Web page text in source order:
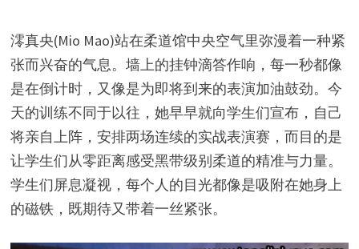
澪真央(Mio Mao)站在柔道馆中央空气里弥漫着一种紧
张而兴奋的气息。墙上的挂钟滴答作响，每一秒都像
是在倒计时，又像是为即将到来的表演加油鼓劲。今
天的训练不同于以往，她早早就向学生们宣布，自己
将亲自上阵，安排两场连续的实战表演赛，而目的是
让学生们从零距离感受黑带级别柔道的精准与力量。
学生们屏息凝视，每个人的目光都像是吸附在她身上
的磁铁，既期待又带着一丝紧张。